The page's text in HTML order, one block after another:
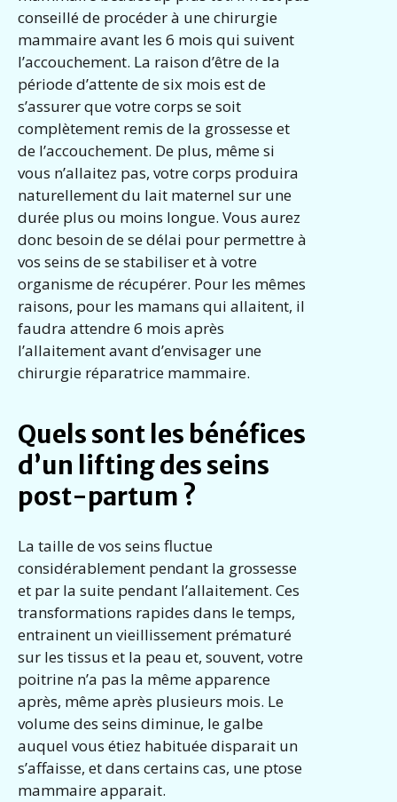
conseillé de procéder à une chirurgie
mammaire avant les 6 mois qui suivent
l’accouchement. La raison d’être de la
période d’attente de six mois est de
s’assurer que votre corps se soit
complètement remis de la grossesse et
de l’accouchement. De plus, même si
vous n’allaitez pas, votre corps produira
naturellement du lait maternel sur une
durée plus ou moins longue. Vous aurez
donc besoin de se délai pour permettre à
vos seins de se stabiliser et à votre
organisme de récupérer. Pour les mêmes
raisons, pour les mamans qui allaitent, il
faudra attendre 6 mois après
l’allaitement avant d’envisager une
chirurgie réparatrice mammaire.
Quels sont les bénéfices
d’un lifting des seins
post-partum ?
La taille de vos seins fluctue
considérablement pendant la grossesse
et par la suite pendant l’allaitement. Ces
transformations rapides dans le temps,
entrainent un vieillissement prématuré
sur les tissus et la peau et, souvent, votre
poitrine n’a pas la même apparence
après, même après plusieurs mois. Le
volume des seins diminue, le galbe
auquel vous étiez habituée disparait un
s’affaisse, et dans certains cas, une ptose
mammaire apparait.